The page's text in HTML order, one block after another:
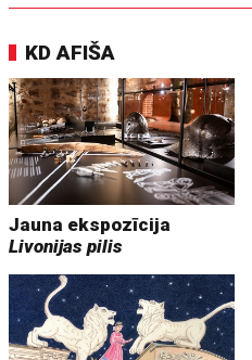
KD AFIŠA
Jauna ekspozīcija
Livonijas pilis